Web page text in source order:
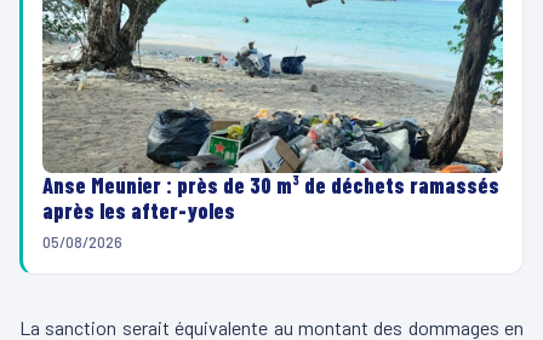
Anse Meunier : près de 30 m³ de déchets ramassés
après les after-yoles
05/08/2026
La sanction serait équivalente au montant des dommages en